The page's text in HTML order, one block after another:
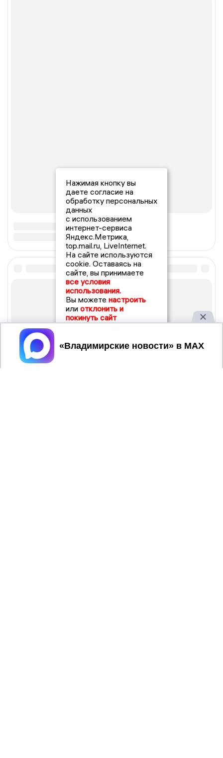
Нажимая кнопку вы
даете согласие на
обработку персональных
данных
с использованием
интернет-сервиса
Яндекс.Метрика,
top.mail.ru, LiveInternet.
На сайте используются
cookie. Оставаясь на
сайте, вы принимаете
все условия
использования.
Вы можете настроить
или отклонить и
покинуть сайт
Принять